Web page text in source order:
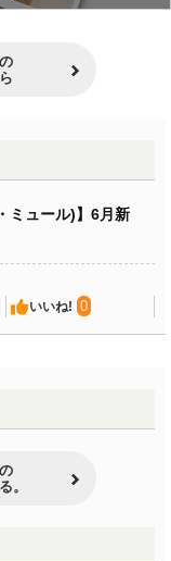
ミュール)】6月新
いいね! 0
。